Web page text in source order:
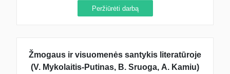
Peržiūrėti darbą
Žmogaus ir visuomenės santykis literatūroje
(V. Mykolaitis-Putinas, B. Sruoga, A. Kamiu)